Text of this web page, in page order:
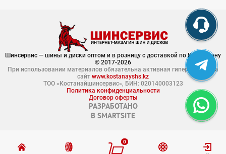
0
Шинсервис — шины и диски оптом и в розницу с доставкой по Казахстану
© 2017-2026
При использовании материалов обязательна активная гиперссылка на
сайт www.kostanayshs.kz
ТОО «Костанайшинсервис», БИН: 020140003123
Политика конфиденциальности
Договор оферты
РАЗРАБОТАНО
В SMARTSITE